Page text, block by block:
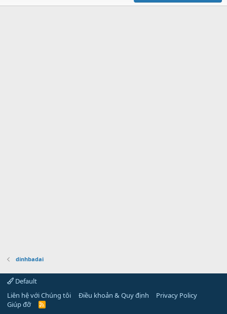
dinhbadai
Default
Liên hệ với Chúng tôi
Điều khoản & Quy định
Privacy Policy
Giúp đỡ
R